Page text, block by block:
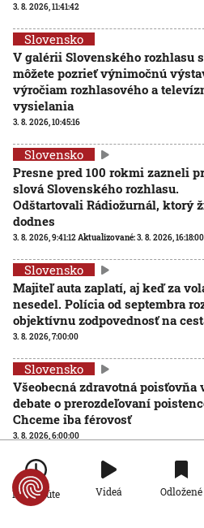
3. 8. 2026, 11:41:42
Slovensko
V galérii Slovenského rozhlasu
môžete pozrieť výnimočnú
výročiam rozhlasového a
vysielania
3. 8. 2026, 10:45:16
Slovensko
Presne pred 100 rokmi zazneli
slová Slovenského rozhlasu.
Odštartovali Rádiožurnál, ktorý
dodnes
3. 8. 2026, 9:41:12Aktualizované:3. 8. 2026, 16:18:00
Slovensko
Majiteľ auta zaplatí, aj keď za
nesedel. Polícia od septembra
objektívnu zodpovednosť na
3. 8. 2026, 7:00:00
Slovensko
Všeobecná zdravotná poisťovňa
debate o prerozdeľovaní
Chceme iba férovosť
3. 8. 2026, 6:00:00
Slovensko
Ambasáda USA sa presťahuje,
Američania si chcú v Bratislave
Po minúte Videá Odložené